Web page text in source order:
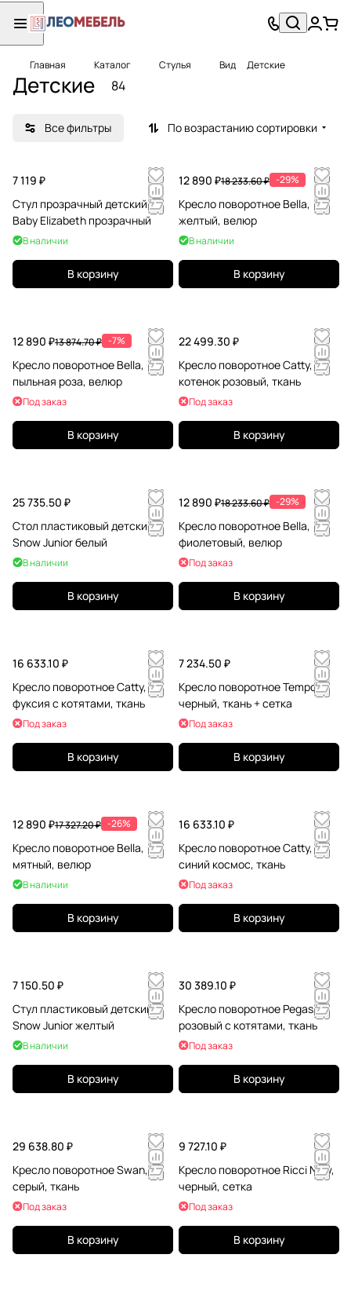
Главная Каталог Стулья Вид Детские
Детские 84
Все фильтры По возрастанию сортировки
7 119 ₽
Стул прозрачный детский
Baby Elizabeth прозрачный
В наличии
В корзину
12 890 ₽18 233.60 ₽ -29%
Кресло поворотное Bella,
желтый, велюр
В наличии
В корзину
12 890 ₽13 874.70 ₽ -7%
Кресло поворотное Bella,
пыльная роза, велюр
Под заказ
В корзину
22 499.30 ₽
Кресло поворотное Catty,
котенок розовый, ткань
Под заказ
В корзину
25 735.50 ₽
Стол пластиковый детский
Snow Junior белый
В наличии
В корзину
12 890 ₽18 233.60 ₽ -29%
Кресло поворотное Bella,
фиолетовый, велюр
Под заказ
В корзину
16 633.10 ₽
Кресло поворотное Catty,
фуксия с котятами, ткань
Под заказ
В корзину
7 234.50 ₽
Кресло поворотное Tempo,
черный, ткань + сетка
Под заказ
В корзину
12 890 ₽17 327.20 ₽ -26%
Кресло поворотное Bella,
мятный, велюр
В наличии
В корзину
16 633.10 ₽
Кресло поворотное Catty,
синий космос, ткань
Под заказ
В корзину
7 150.50 ₽
Стул пластиковый детский
Snow Junior желтый
В наличии
В корзину
30 389.10 ₽
Кресло поворотное Pegas,
розовый с котятами, ткань
Под заказ
В корзину
29 638.80 ₽
Кресло поворотное Swan,
серый, ткань
Под заказ
В корзину
9 727.10 ₽
Кресло поворотное Ricci New,
черный, сетка
Под заказ
В корзину